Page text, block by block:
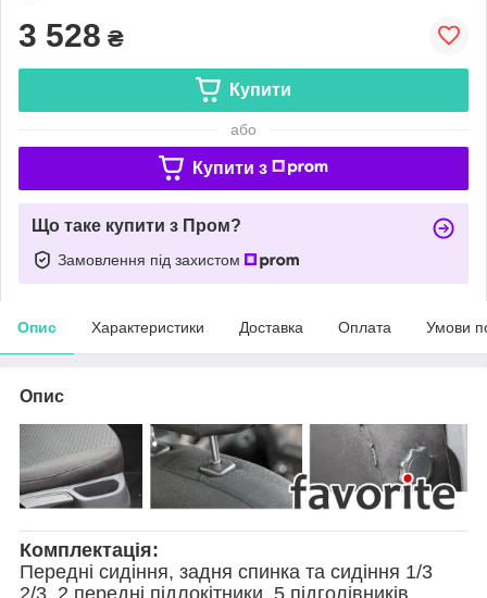
3 528 ₴
Купити
або
Купити з
Що таке купити з Пром?
Замовлення під захистом
Опис Характеристики Доставка Оплата Умови
Опис
Комплектація:
Передні сидіння, задня спинка та сидіння 1/3
2/3, 2 передні підлокітники, 5 підголівників